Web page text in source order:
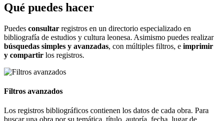
Qué puedes hacer
Puedes consultar registros en un directorio especializado en
bibliografía de estudios y cultura leonesa. Asimismo puedes realizar
búsquedas simples y avanzadas, con múltiples filtros, e imprimir
y compartir los registros.
Filtros avanzados
Los registros bibliográficos contienen los datos de cada obra. Para